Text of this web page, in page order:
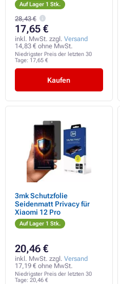
Auf Lager 1 Stk.
28,43 €
17,65 €
inkl. MwSt. zzgl. Versand
14,83 € ohne MwSt.
Niedrigster Preis der letzten 30
Tage: 17,65 €
Kaufen
3mk Schutzfolie
Seidenmatt Privacy für
Xiaomi 12 Pro
Auf Lager 1 Stk.
20,46 €
inkl. MwSt. zzgl. Versand
17,19 € ohne MwSt.
Niedrigster Preis der letzten 30
Tage: 20,46 €